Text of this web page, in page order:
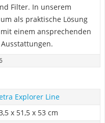
Filter. In unserem
als praktische Lösung
einem ansprechenden
Explorer Line
x 51,5 x 53 cm